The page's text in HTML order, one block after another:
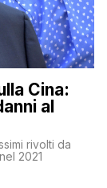
Cina:
al
rivolti da
2021